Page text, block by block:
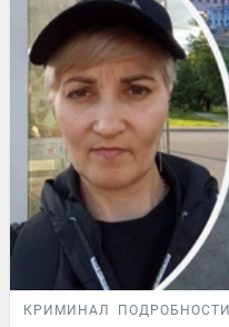
КРИМИНАЛ ПОДРОБНОСТИ